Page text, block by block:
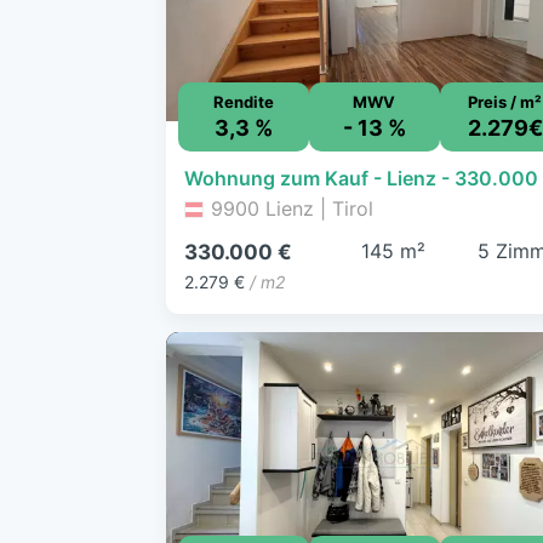
Rendite
3,3 %
MWV
- 13 %
Preis / m²
2.279€
9900 Lienz | Tirol
330.000 €
2.279 € / m2
145 m² 5